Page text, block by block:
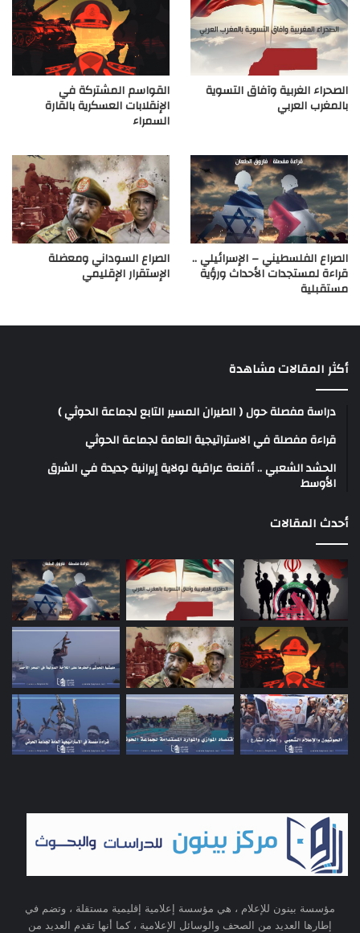
الصحراء الغربية وآفاق التسوية
بالمغرب العربي
القواسم المشتركة في
الإنقلابات العسكرية بالقارة
السمراء
الصراع الفلسطيني – الإسرائيلي ..
قراءة لمستجدات الأحداث ورؤية
مستقبلية
الصراع السوداني ومعضلة
الإستقرار الإقليمي
أكثر المقالات مشاهدة
دراسة مفصلة حول ( الطيران المسير التابع لجماعة الحوثي )
قراءة مفصلة في الاستراتيجية العامة لجماعة الحوثي
الحشد الشعبي .. أقنعة عراقية لولاية إيرانية جديدة في الشرق
الأوسط
أحدث المقالات
مؤسسة بينون للإعلام ، هي مؤسسة إعلامية إقليمية مستقلة ، وتضم في
إطارها العديد من الصحف والوسائل الإعلامية ، كما أنها تقدم العديد من